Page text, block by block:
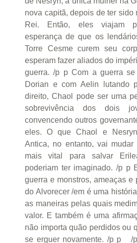
nova capitã, depois de ter sido
Rei. Então, eles viajam
esperança de que os
Torre Cesme curem seu
esperam fazer aliados do
guerra. /p p Com a guerra se
Dorian e com Aelin lutando
direito, Chaol pode ser uma
sobrevivência dos dois
convencendo outros
eles. O que Chaol e
Antica, no entanto, vai
mais vital para salvar
poderiam ter imaginado. /p p
guerra e monstros, ameaças e
do Alvorecer /em é uma
as maneiras pelas quais
valor. E também é uma
não importa quão perdidos ou
se erguer novamente. /p p /